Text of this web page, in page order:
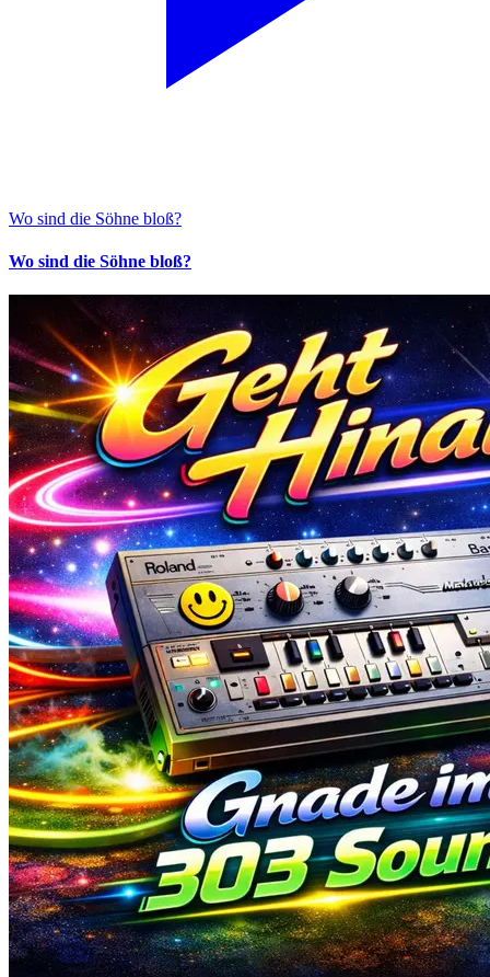
Wo sind die Söhne bloß?
Wo sind die Söhne bloß?